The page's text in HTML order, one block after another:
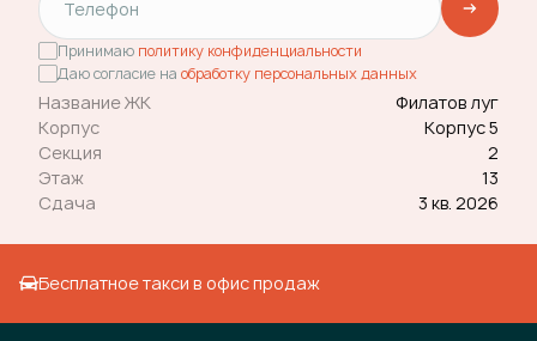
Принимаю политику конфиденциальности
Даю согласие на обработку персональных данных
Название ЖК
Филатов луг
Корпус
Корпус 5
Секция
2
Этаж
13
Сдача
3 кв. 2026
Бесплатное такси в офис продаж